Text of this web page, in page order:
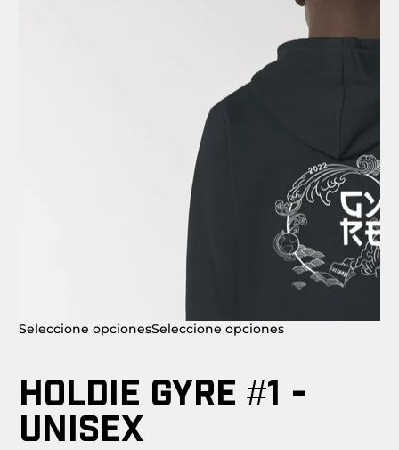
Seleccione opcionesSeleccione opciones
HOLDIE GYRE #1 -
UNISEX